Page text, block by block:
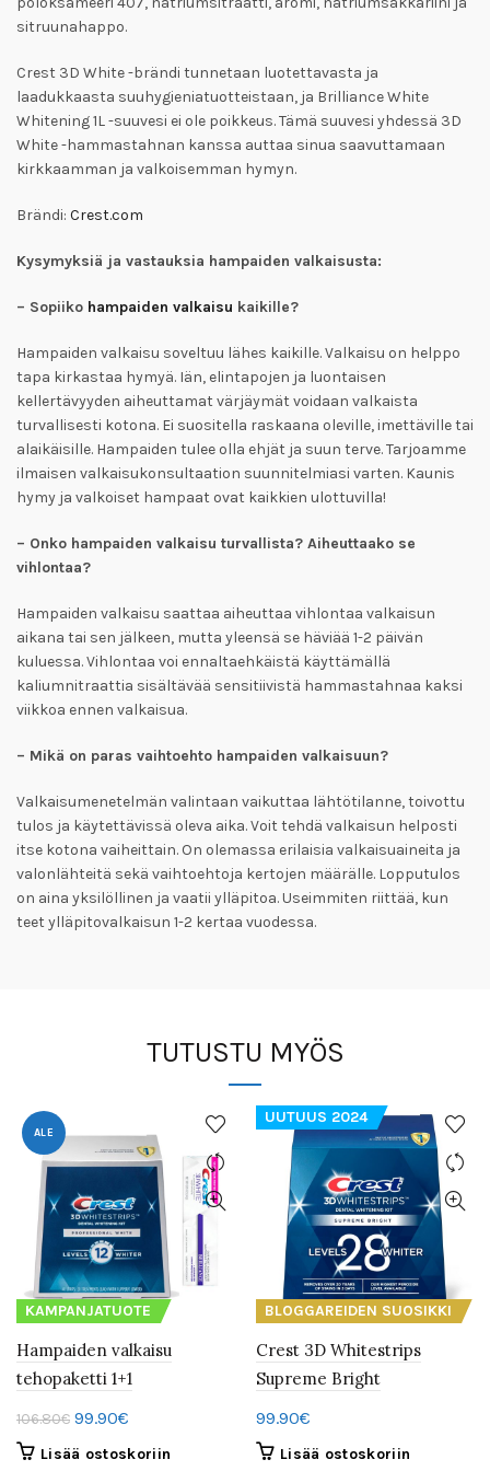
sitruunahappo.
Crest 3D White -brändi tunnetaan luotettavasta ja
laadukkaasta suuhygieniatuotteistaan, ja Brilliance White
Whitening 1L -suuvesi ei ole poikkeus. Tämä suuvesi yhdessä 3D
White -hammastahnan kanssa auttaa sinua saavuttamaan
kirkkaamman ja valkoisemman hymyn.
Brändi: Crest.com
Kysymyksiä ja vastauksia hampaiden valkaisusta:
– Sopiiko hampaiden valkaisu kaikille?
Hampaiden valkaisu soveltuu lähes kaikille. Valkaisu on helppo
tapa kirkastaa hymyä. Iän, elintapojen ja luontaisen
kellertävyyden aiheuttamat värjäymät voidaan valkaista
turvallisesti kotona. Ei suositella raskaana oleville, imettäville tai
alaikäisille. Hampaiden tulee olla ehjät ja suun terve. Tarjoamme
ilmaisen valkaisukonsultaation suunnitelmiasi varten. Kaunis
hymy ja valkoiset hampaat ovat kaikkien ulottuvilla!
– Onko hampaiden valkaisu turvallista? Aiheuttaako se
vihlontaa?
Hampaiden valkaisu saattaa aiheuttaa vihlontaa valkaisun
aikana tai sen jälkeen, mutta yleensä se häviää 1-2 päivän
kuluessa. Vihlontaa voi ennaltaehkäistä käyttämällä
kaliumnitraattia sisältävää sensitiivistä hammastahnaa kaksi
viikkoa ennen valkaisua.
– Mikä on paras vaihtoehto hampaiden valkaisuun?
Valkaisumenetelmän valintaan vaikuttaa lähtötilanne, toivottu
tulos ja käytettävissä oleva aika. Voit tehdä valkaisun helposti
itse kotona vaiheittain. On olemassa erilaisia valkaisuaineita ja
valonlähteitä sekä vaihtoehtoja kertojen määrälle. Lopputulos
on aina yksilöllinen ja vaatii ylläpitoa. Useimmiten riittää, kun
teet ylläpitovalkaisun 1-2 kertaa vuodessa.
TUTUSTU MYÖS
ALE
KAMPANJATUOTE
Hampaiden valkaisu
tehopaketti 1+1
106.80€ Alkuperäinen
hinta
99.90€
hinta
Lisää ostoskoriin
UUTUUS 2024
BLOGGAREIDEN SUOSIKKI
Crest 3D Whitestrips
Supreme Bright
99.90€
Lisää ostoskoriin